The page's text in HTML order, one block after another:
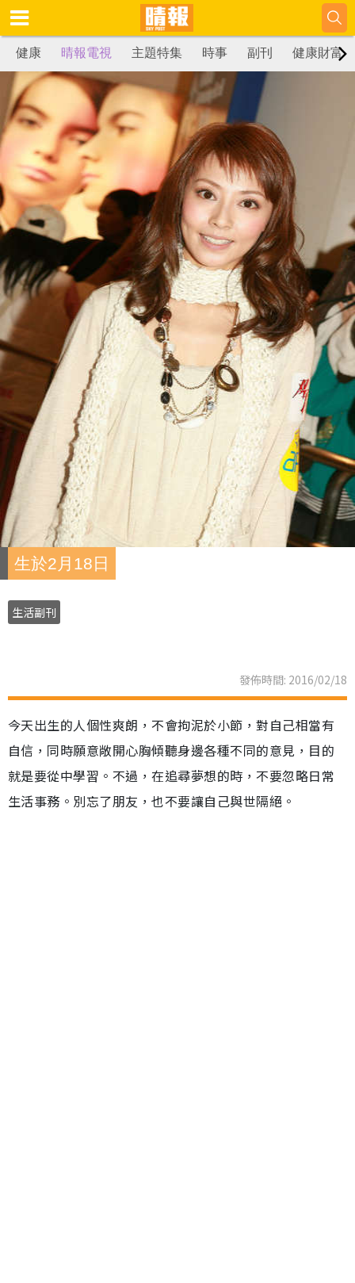
健康 晴報電視 主題特集 時事 副刊 健康財富
生於2月18日
生活副刊
發佈時間: 2016/02/18
今天出生的人個性爽朗，不會拘泥於小節，對自己相當有
自信，同時願意敞開心胸傾聽身邊各種不同的意見，目的
就是要從中學習。不過，在追尋夢想的時，不要忽略日常
生活事務。別忘了朋友，也不要讓自己與世隔絕。